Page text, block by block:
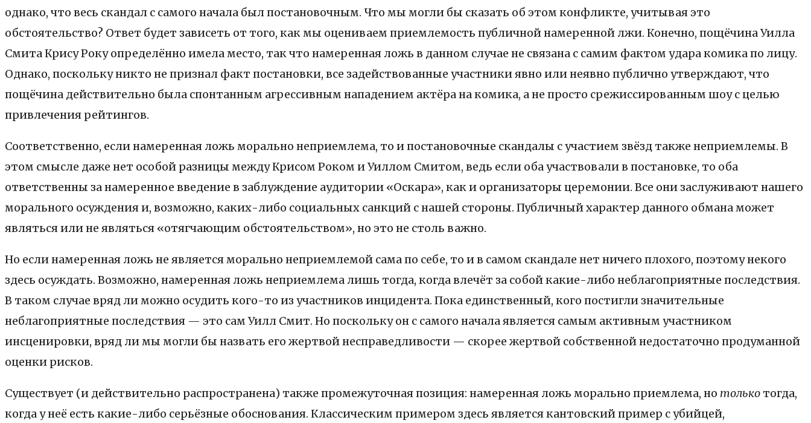
однако, что весь скандал с самого начала был постановочным. Что мы могли бы сказать об этом конфликте, учитывая это
обстоятельство? Ответ будет зависеть от того, как мы оцениваем приемлемость публичной намеренной лжи. Конечно, пощёчина Уилла
Смита Крису Року определённо имела место, так что намеренная ложь в данном случае не связана с самим фактом удара комика по лицу.
Однако, поскольку никто не признал факт постановки, все задействованные участники явно или неявно публично утверждают, что
пощёчина действительно была спонтанным агрессивным нападением актёра на комика, а не просто срежиссированным шоу с целью
привлечения рейтингов.
Соответственно, если намеренная ложь морально неприемлема, то и постановочные скандалы с участием звёзд также неприемлемы. В
этом смысле даже нет особой разницы между Крисом Роком и Уиллом Смитом, ведь если оба участвовали в постановке, то оба
ответственны за намеренное введение в заблуждение аудитории «Оскара», как и организаторы церемонии. Все они заслуживают нашего
морального осуждения и, возможно, каких-либо социальных санкций с нашей стороны. Публичный характер данного обмана может
являться или не являться «отягчающим обстоятельством», но это не столь важно.
Но если намеренная ложь не является морально неприемлемой сама по себе, то и в самом скандале нет ничего плохого, поэтому некого
здесь осуждать. Возможно, намеренная ложь неприемлема лишь тогда, когда влечёт за собой какие-либо неблагоприятные последствия.
В таком случае вряд ли можно осудить кого-то из участников инцидента. Пока единственный, кого постигли значительные
неблагоприятные последствия — это сам Уилл Смит. Но поскольку он с самого начала является самым активным участником
инсценировки, вряд ли мы могли бы назвать его жертвой несправедливости — скорее жертвой собственной недостаточно продуманной
оценки рисков.
Существует (и действительно распространена) также промежуточная позиция: намеренная ложь морально приемлема, но только тогда,
когда у неё есть какие-либо серьёзные обоснования. Классическим примером здесь является кантовский пример с убийцей,